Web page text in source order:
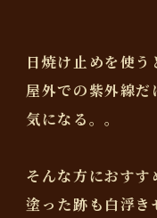
日焼け止めを使う
屋外での紫外線
気になる。。
そんな方におすす
塗った跡も白浮